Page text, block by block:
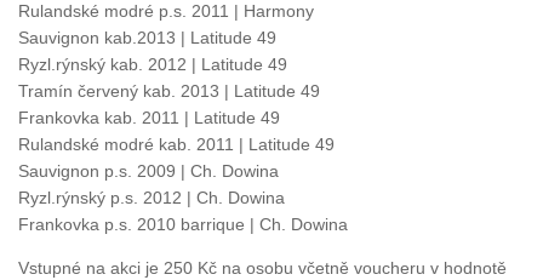
Rulandské modré p.s. 2011 | Harmony
Sauvignon kab.2013 | Latitude 49
Ryzl.rýnský kab. 2012 | Latitude 49
Tramín červený kab. 2013 | Latitude 49
Frankovka kab. 2011 | Latitude 49
Rulandské modré kab. 2011 | Latitude 49
Sauvignon p.s. 2009 | Ch. Dowina
Ryzl.rýnský p.s. 2012 | Ch. Dowina
Frankovka p.s. 2010 barrique | Ch. Dowina
Vstupné na akci je 250 Kč na osobu včetně voucheru v hodnotě